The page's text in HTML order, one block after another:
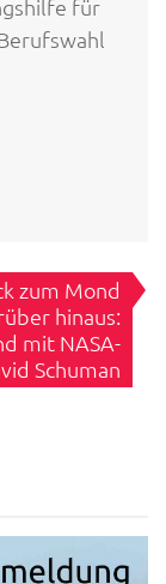
für
zum Mond
hinaus:
mit NASA-
Schuman